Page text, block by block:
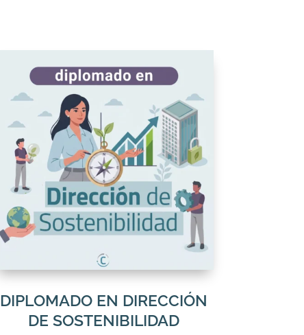
DIPLOMADO EN DIRECCIÓN
DE SOSTENIBILIDAD